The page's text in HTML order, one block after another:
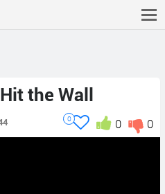
the Wall
0
0
0